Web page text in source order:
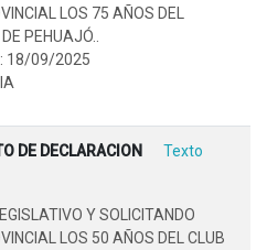
LOS 75 AÑOS DEL
PEHUAJÓ..
18/09/2025
DE DECLARACION
Texto
Y SOLICITANDO
LOS 50 AÑOS DEL CLUB